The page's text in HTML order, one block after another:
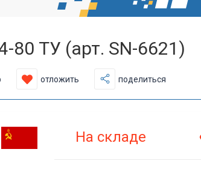
ТУ (арт. SN-6621)
отложить поделиться
На складе